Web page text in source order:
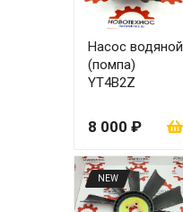
Насос водяной
(помпа)
YT4B2Z
8 000 ₽
NEW